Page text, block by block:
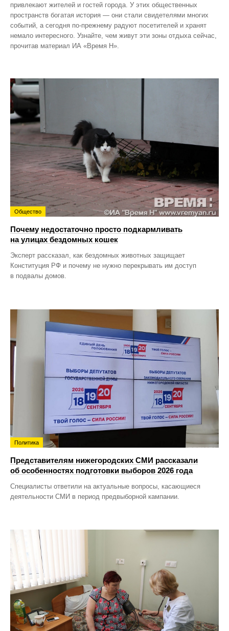
привлекают жителей и гостей города. У этих общественных
пространств богатая история — они стали свидетелями многих
событий, а сегодня по‑прежнему радуют посетителей и хранят
немало интересного. Узнайте, чем живут эти зоны отдыха сейчас,
прочитав материал ИА «Время Н».
Общество
Почему недостаточно просто подкармливать
на улицах бездомных кошек
Эксперт рассказал, как бездомных животных защищает
Конституция РФ и почему не нужно перекрывать им доступ
в подвалы домов.
Политика
Представителям нижегородских СМИ рассказали
об особенностях подготовки выборов 2026 года
Специалисты ответили на актуальные вопросы, касающиеся
деятельности СМИ в период предвыборной кампании.